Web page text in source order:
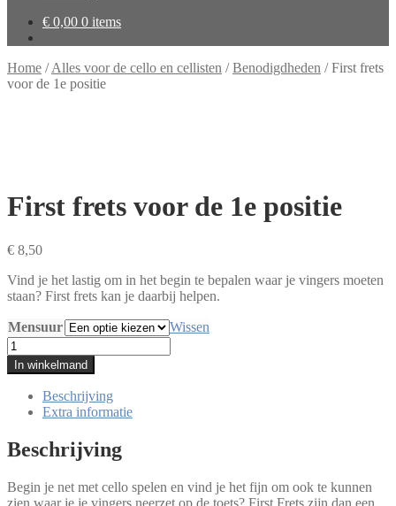
€ 0,00 0 items
Home /Alles voor de cello en cellisten /Benodigdheden /First frets
voor de 1e positie
First frets voor de 1e positie
€ 8,50
Vind je het lastig om in het begin te bepalen waar je vingers moeten
staan? First frets kan je daarbij helpen.
Mensuur
Wissen
First
frets
voor
aantal
In winkelmand
Beschrijving
Extra informatie
Beschrijving
Begin je net met cello spelen en vind je het fijn om ook te kunnen
zien waar je je vingers neerzet op de toets? First Frets zijn dan een